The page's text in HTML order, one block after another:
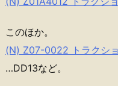
このほか。
(N) Z07-0022 トラクシ
…DD13など。